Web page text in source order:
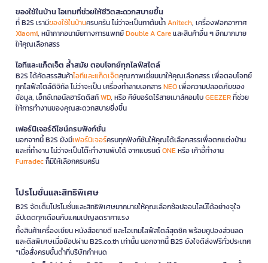
ของใช้ในบ้าน ไอเทมที่ช่วยให้ชีวิตสะดวกสบายขึ้น
ที่ B2S เรามีของใช้ในบ้านครบครัน ไม่ว่าจะเป็นกาต้มน้ำAnitech, เครื่องฟอกอากาศ
Xiaomi, หน้ากากอนามัยทางการแพทย์Double A Careและสินค้าอื่น ๆ อีกมากมาย
ให้คุณเลือกสรร
ไอทีและแก็ดเจ็ต ล้ำสมัย ตอบโจทย์ทุกไลฟ์สไตล์
B2S ได้คัดสรรสินค้าไอทีและแก็ดเจ็ตคุณภาพเยี่ยมมาให้คุณเลือกสรร เพื่อตอบโจทย์
ทุกไลฟ์สไตล์ดิจิทัล ไม่ว่าจะเป็น เครื่องทำลายเอกสารNEOเพื่อความปลอดภัยของ
ข้อมูล, เอ็กซ์เทอนัลฮาร์ดดิสก์WD, หรือ คีย์บอร์ดไร้สายเมาส์คอมโบGEEZERที่ช่วย
ให้การทำงานของคุณสะดวกสบายยิ่งขึ้น
เฟอร์นิเจอร์ดีไซน์ครบฟังก์ชั่น
นอกจากนี้ B2S ยังมีเฟอร์นิเจอร์ครบทุกฟังก์ชันให้คุณได้เลือกสรรเพื่อตกแต่งบ้าน
และที่ทำงาน ไม่ว่าจะเป็นโต๊ะทำงานพับได้ จากแบรนด์ONEหรือ เก้าอี้ทำงาน
Furradecก็มีให้เลือกครบครัน
โปรโมชั่นและสิทธิพิเศษ
B2S จัดเต็มโปรโมชั่นและสิทธิพิเศษมากมายให้คุณเลือกช้อปออนไลน์ได้อย่างจุใจ
อัปเดตทุกเดือนกับแคมเปญลดราคาแรง
ทั้งสินค้าเครื่องเขียน หนังสือขายดี และไอเทมไลฟ์สไตล์สุดชิค พร้อมคูปองส่วนลด
และดีลพิเศษเมื่อช้อปผ่าน B2S.co.th เท่านั้น นอกจากนี้ B2S ยังใจดีส่งฟรีทั่วประเทศ
*เมื่อสั่งครบขั้นต่ำที่บริษัทกำหนด